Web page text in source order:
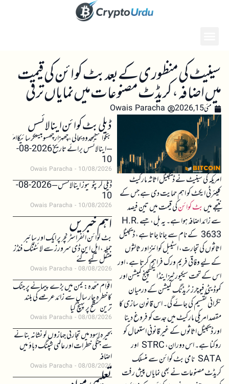
سینیٹ کی منظوری کے بعد بٹ کوائن کی قیمت
میں اضافہ، کریڈٹ مصنوعات میں نمایاں ترقی
مئی 15, 2026 Owais Paracha
امریکہ کی سینیٹ نے ڈیجیٹل اثاثہ مارکیٹ
کلیئرٹی ایکٹ کو اہم حمایت دی ہے جس کے
نتیجے میںبٹ کوائنکی قیمت میں تین فیصد
سے زائد اضافہ ہوا ہے۔ یہ بل، جسے H.R.
3633 کے نام سے جانا جاتا ہے، ڈیجیٹل
اثاثوں کی تجارت، اسٹیبل کوائنز اور ثالثوں
کے لیے وفاقی فریم ورک فراہم کرتا ہے، اور
اس کے تحت سیکیورٹیز اینڈ ایکسچینج کمیشن اور
کموڈیٹی فیوچرز ٹریڈنگ کمیشن کے درمیان
نگرانی تقسیم کی جائے گی۔ اس قانون سازی کا
مقصد امریکی مارکیٹ میں جدت کو فروغ دینا
اور ڈیجیٹل اثاثوں کے غیر قانونی استعمال کو
روکنا ہے۔ اس دوران، STRC اور
SATA نامی بٹ کوائن سے منسلک
کریڈٹ مصنوعات نے بھی نمایاں پیش رفت
ڈیلی بٹ کوائن اینالائسس
بٹکوائنکیمحدودبحالی،چھہزارچھسوبیستکرسائیکاامکان
– اینالائسس برائے تاریخ 2026-08-
10
Owais Paracha 10/08/2026
ڈیلی کرپٹو نیوز اینالائسس – 2026-08-
10
Owais Paracha 10/08/2026
اہم خبریں
بٹ کوائن انفراسٹرکچر پر ایک اور سائبر
حملہ، ایل این ڈی سرورز سے لائٹننگ فنڈز
منتقل کیے گئے
Owais Paracha 08/08/2026
اقوام متحدہ: یمن میں بڑے پیمانے پر جنگ
کا خطرہ چار سال سے زائد عرصے کی بلند
ترین سطح پر پہنچ گیا
Owais Paracha 08/08/2026
بحیرہ اسود میں تجارتی جہازوں کو نشانہ بنانے
سے جنگی خطرات اور عالمی شپنگ دباؤ میں
اضافہ
Owais Paracha 08/08/2026